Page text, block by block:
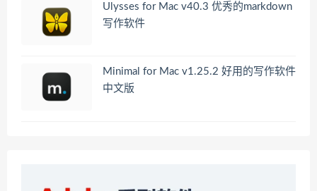
Ulysses for Mac v40.3 优秀的markdown
写作软件
Minimal for Mac v1.25.2 好用的写作软件
中文版